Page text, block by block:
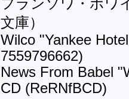
フランソワ・ボワ
文庫）
Wilco "Yankee
7559796662)
News From Babel
CD (ReRNfBCD)